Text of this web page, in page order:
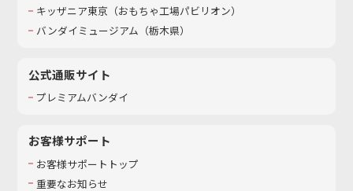
キッザニア東京（おもちゃ工場パビリオン）​
バンダイミュージアム（栃木県）
公式通販サイト
プレミアムバンダイ
お客様サポート
お客様サポートトップ
重要なお知らせ